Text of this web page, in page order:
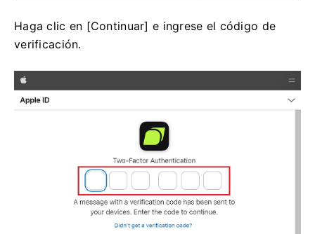
Haga clic en [Continuar] e ingrese el código de
verificación.